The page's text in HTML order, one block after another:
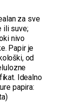
za sve
ili suve;
nivo
Papir je
od
Idealno
papira: